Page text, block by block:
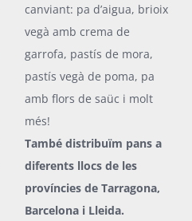
canviant: pa d’aigua, brioix
vegà amb crema de
garrofa, pastís de mora,
pastís vegà de poma, pa
amb flors de saüc i molt
més!
També distribuïm pans a
diferents llocs de les
províncies de Tarragona,
Barcelona i Lleida.